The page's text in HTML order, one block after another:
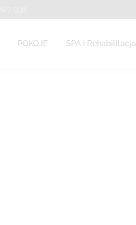
POKOJE SPA i Rehabilitacja
POKOJE SPA i Rehabilitacja